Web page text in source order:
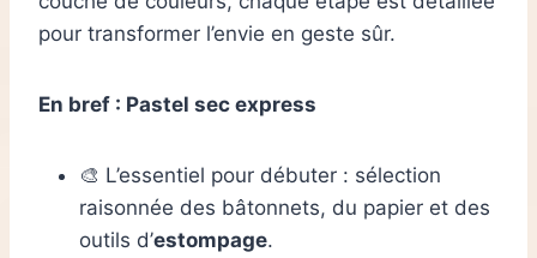
pour transformer l’envie en geste sûr.
En bref : Pastel sec express
🎨 L’essentiel pour débuter : sélection
raisonnée des bâtonnets, du papier et des
outils d’estompage.